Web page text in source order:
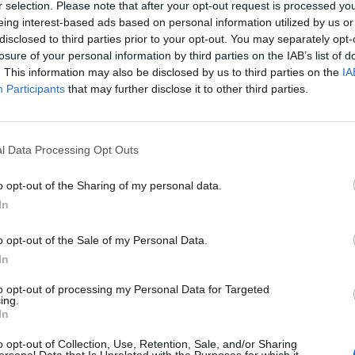
selection. Please note that after your opt-out request is processed
interest-based ads based on personal information utilized by us
to third parties prior to your opt-out. You may separately
of your personal information by third parties on the IAB’s list of
This information may also be disclosed by us to third parties on the
Participants that may further disclose it to other third parties.
Data Processing Opt Outs
opt-out of the Sharing of my personal data.
opt-out of the Sale of my Personal Data.
opt-out of processing my Personal Data for Targeted
opt-out of Collection, Use, Retention, Sale, and/or Sharing
per Mancini, una rete "alla
«Sono contento anche perchè stavamo
non era giusto. Ringrazio Dio e lo dedico
Il laterale rimane comunque con i
«Ci siamo qualificati e va bene, ora
il Parma. Personalmente devo continuare
voglia e rabbia». De Rossi. «Difficile
campo del genere. Non potevamo
pareggio è anche stretto. Tanti giovani?
grande squadra con un grande
Dacourt. «Il Vardar voleva
proprio pubblico che non è una cattiva
per noi è stato difficile. Il mister
ci ha detto di far girare la palla e
Nella ripresa siamo andati meglio».
giocato tranquilli, senza
Ora pensiamo al campionato».
Rudy Giuliani a Come States?
Trump, Meloni e la strategia
americana